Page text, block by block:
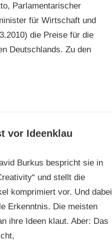
Parlamentarischer
für Wirtschaft und
die Preise für die
Deutschlands. Zu den
vor Ideenklau
Burkus bespricht sie in
und stellt die
komprimiert vor. Und dabei
Erkenntnis. Die meisten
ihre Ideen klaut. Aber: Das